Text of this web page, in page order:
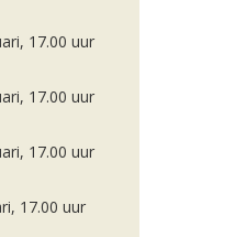
17.00 uur
17.00 uur
17.00 uur
17.00 uur